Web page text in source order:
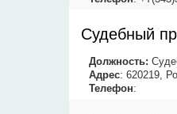
Судебный
Должность:
Адрес: 620219,
Телефон: